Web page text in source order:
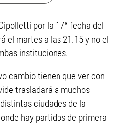
por la 17ª fecha del
el martes a las 21.15 y no el
instituciones.
cambio tienen que ver con
trasladará a muchos
ciudades de la
hay partidos de primera